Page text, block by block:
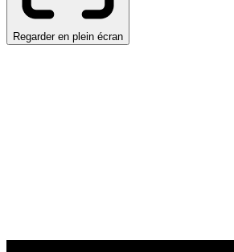
Regarder en plein écran